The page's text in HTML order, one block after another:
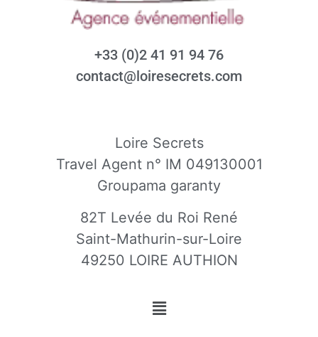
+33 (0)2 41 91 94 76
contact@loiresecrets.com
Loire Secrets
Travel Agent n° IM 049130001
Groupama garanty
82T Levée du Roi René
Saint-Mathurin-sur-Loire
49250 LOIRE AUTHION